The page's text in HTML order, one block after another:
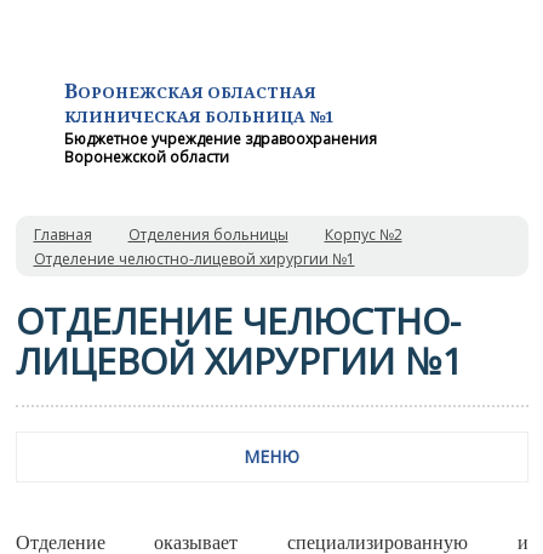
ВОРОНЕЖСКАЯ ОБЛАСТНАЯ
КЛИНИЧЕСКАЯ БОЛЬНИЦА №1
Бюджетное учреждение здравоохранения
Воронежской области
Главная Отделения больницы
Корпус №2
Отделение челюстно-лицевой хирургии №1
ОТДЕЛЕНИЕ ЧЕЛЮСТНО-
ЛИЦЕВОЙ ХИРУРГИИ №1
МЕНЮ
Отделение оказывает специализированную и